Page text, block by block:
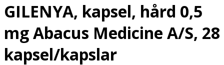
GILENYA, kapsel, hård 0,5
mg Abacus Medicine A/S, 28
kapsel/kapslar